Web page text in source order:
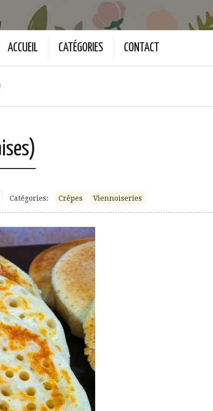
ACCUEIL CATÉGORIES CONTACT
Catégories: Crêpes Viennoiseries